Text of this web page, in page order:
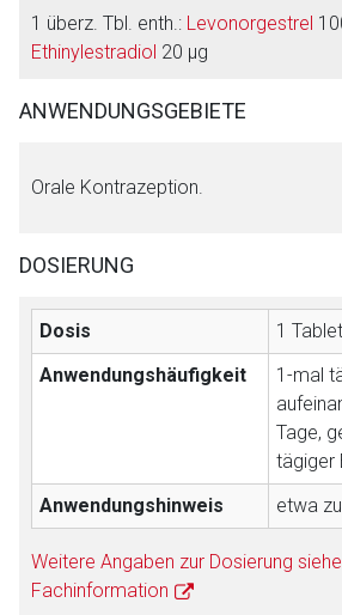
1 überz. Tbl. enth.: Levonorgestrel
Ethinylestradiol 20 μg
ANWENDUNGSGEBIETE
Orale Kontrazeption.
DOSIERUNG
Dosis
1
Anwendungshäufigkeit
1-mal
Tage,
tägiger
Anwendungshinweis
etwa
Weitere Angaben zur Dosierung siehe
Fachinformation